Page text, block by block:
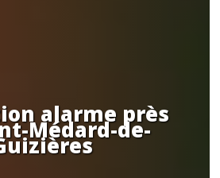
alarme près
Médard-de-